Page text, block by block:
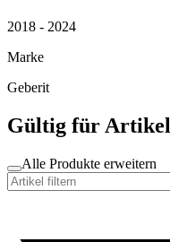
2018 - 2024
Marke
Geberit
Gültig für Artikel
Alle Produkte erweitern